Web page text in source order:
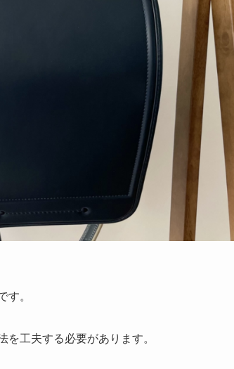
。
工夫する必要があります。